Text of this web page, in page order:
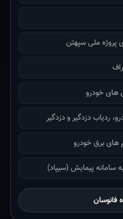
پروژه ملی سپهتن
های خودرو
ردیاب دزدگیر و دزدگیر
های برق خودرو
سامانه پیمایش (سیپاد)
فانوسان